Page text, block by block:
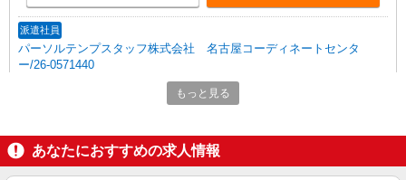
派遣社員
パーソルテンプスタッフ株式会社 名古屋コーディネートセンタ
ー/26-0571440
＼かんたん事務から始めよう♪／増員募集で教
育しっかり◎月収25万以上
＝252,000円
愛知県名古屋市中村区／最寄駅：名古屋駅、国
もっと見る
あなたにおすすめの求人情報